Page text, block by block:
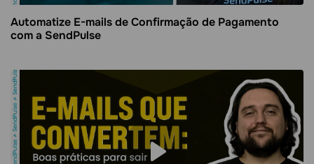
Automatize E-mails de Confirmação de Pagamento
com a SendPulse